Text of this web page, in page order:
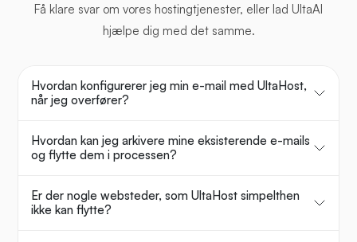
Få klare svar om vores hostingtjenester, eller lad UltaAI
hjælpe dig med det samme.
Hvordan konfigurerer jeg min e-mail med UltaHost,
når jeg overfører?
Hvordan kan jeg arkivere mine eksisterende e-mails
og flytte dem i processen?
Er der nogle websteder, som UltaHost simpelthen
ikke kan flytte?